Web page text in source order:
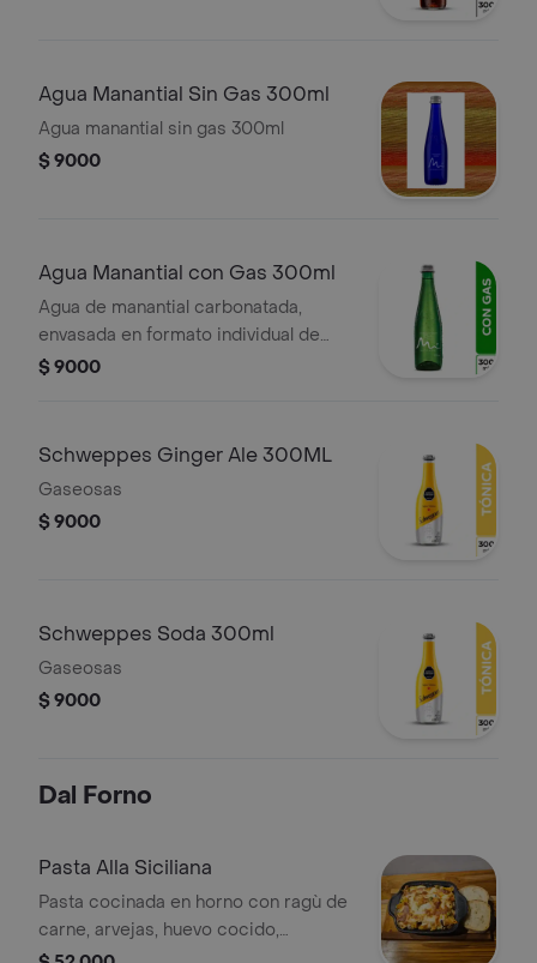
Agua Manantial Sin Gas 300ml
Agua manantial sin gas 300ml
$ 9000
Agua Manantial con Gas 300ml
Agua de manantial carbonatada,
envasada en formato individual de
300 mililitros.
$ 9000
Schweppes Ginger Ale 300ML
Gaseosas
$ 9000
Schweppes Soda 300ml
Gaseosas
$ 9000
Dal Forno
Pasta Alla Siciliana
Pasta cocinada en horno con ragù de
carne, arvejas, huevo cocido,
berenjenas, salsa bechamel, queso